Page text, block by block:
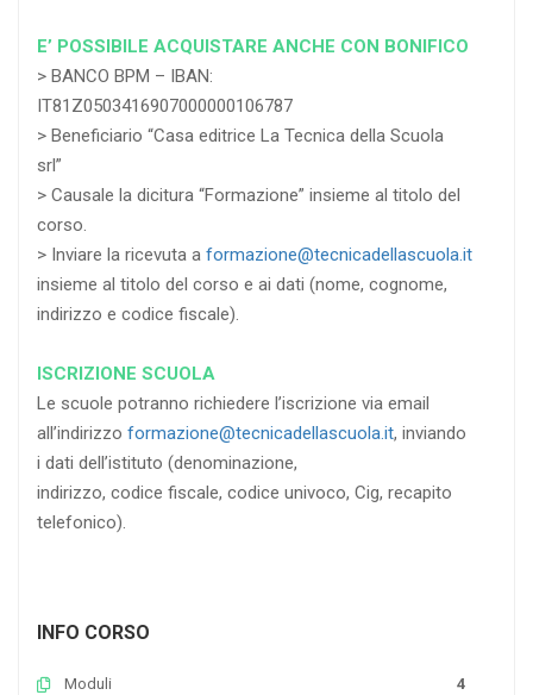
E’ POSSIBILE ACQUISTARE ANCHE CON BONIFICO
> BANCO BPM – IBAN:
IT81Z0503416907000000106787
> Beneficiario “Casa editrice La Tecnica della Scuola
srl”
> Causale la dicitura “Formazione” insieme al titolo del
corso.
> Inviare la ricevuta a formazione@tecnicadellascuola.it
insieme al titolo del corso e ai dati (nome, cognome,
indirizzo e codice fiscale).
ISCRIZIONE SCUOLA
Le scuole potranno richiedere l’iscrizione via email
all’indirizzo formazione@tecnicadellascuola.it, inviando
i dati dell’istituto (denominazione,
indirizzo, codice fiscale, codice univoco, Cig, recapito
telefonico).
INFO CORSO
Moduli 4